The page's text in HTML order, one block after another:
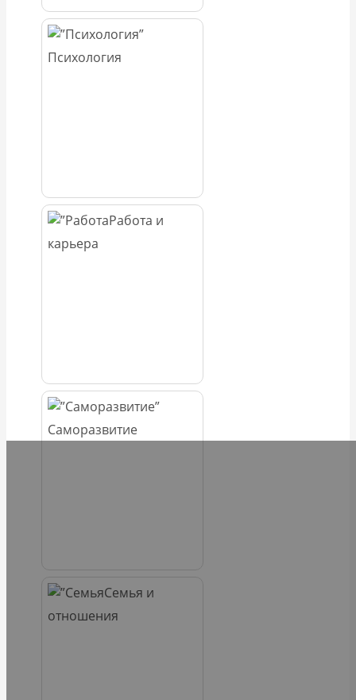
Психология
Работа и
карьера
Саморазвитие
Семья и
отношения